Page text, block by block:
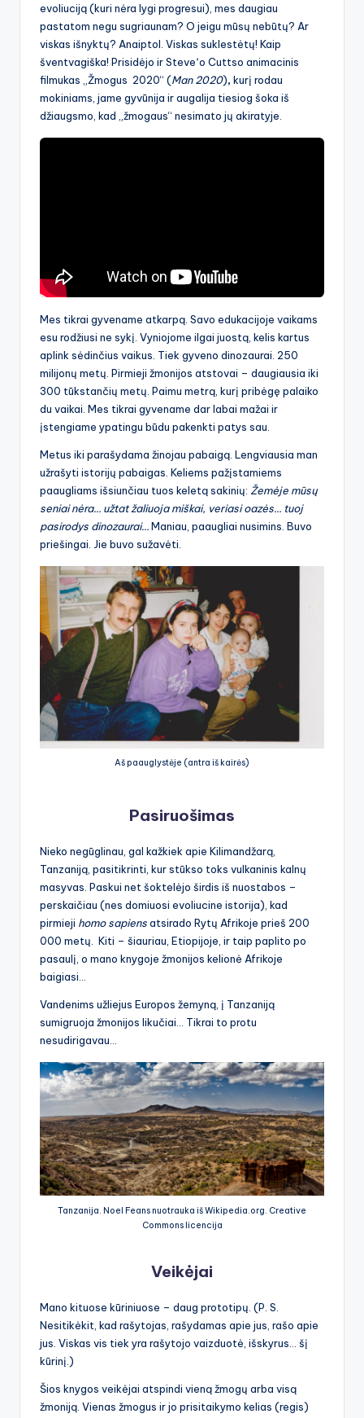
evoliuciją (kuri nėra lygi progresui), mes daugiau
pastatom negu sugriaunam? O jeigu mūsų nebūtų? Ar
viskas išnyktų? Anaiptol. Viskas suklestėtų! Kaip
šventvagiška! Prisidėjo ir Steve՚o Cuttso animacinis
filmukas „Žmogus 2020“ (Man 2020), kurį rodau
mokiniams, jame gyvūnija ir augalija tiesiog šoka iš
džiaugsmo, kad „žmogaus“ nesimato jų akiratyje.
Mes tikrai gyvename atkarpą. Savo edukacijoje vaikams
esu rodžiusi ne sykį. Vyniojome ilgai juostą, kelis kartus
aplink sėdinčius vaikus. Tiek gyveno dinozaurai. 250
milijonų metų. Pirmieji žmonijos atstovai – daugiausia iki
300 tūkstančių metų. Paimu metrą, kurį pribėgę palaiko
du vaikai. Mes tikrai gyvename dar labai mažai ir
įstengiame ypatingu būdu pakenkti patys sau.
Metus iki parašydama žinojau pabaigą. Lengviausia man
užrašyti istorijų pabaigas. Keliems pažįstamiems
paaugliams išsiunčiau tuos keletą sakinių: Žemėje mūsų
seniai nėra… užtat žaliuoja miškai, veriasi oazės… tuoj
pasirodys dinozaurai…Maniau, paaugliai nusimins. Buvo
priešingai. Jie buvo sužavėti.
Aš paauglystėje (antra iš kairės)
Pasiruošimas
Nieko negūglinau, gal kažkiek apie Kilimandžarą,
Tanzaniją, pasitikrinti, kur stūkso toks vulkaninis kalnų
masyvas. Paskui net šoktelėjo širdis iš nuostabos –
perskaičiau (nes domiuosi evoliucine istorija), kad
pirmieji homo sapiensatsirado Rytų Afrikoje prieš 200
000 metų. Kiti – šiauriau, Etiopijoje, ir taip paplito po
pasaulį, o mano knygoje žmonijos kelionė Afrikoje
baigiasi…
Vandenims užliejus Europos žemyną, į Tanzaniją
sumigruoja žmonijos likučiai… Tikrai to protu
nesudirigavau…
Tanzanija. Noel Feans nuotrauka iš Wikipedia.org. Creative
Commons licencija
Veikėjai
Mano kituose kūriniuose – daug prototipų. (P. S.
Nesitikėkit, kad rašytojas, rašydamas apie jus, rašo apie
jus. Viskas vis tiek yra rašytojo vaizduotė, išskyrus… šį
kūrinį.)
Šios knygos veikėjai atspindi vieną žmogų arba visą
žmoniją. Vienas žmogus ir jo prisitaikymo kelias (regis)